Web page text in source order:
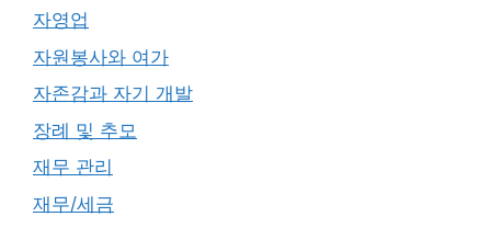
자영업
자원봉사와 여가
자존감과 자기 개발
장례 및 추모
재무 관리
재무/세금